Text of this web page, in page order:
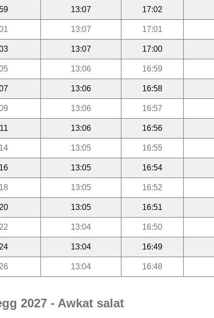
13:07 17:02
13:07 17:01
13:07 17:00
13:06 16:59
13:06 16:58
13:06 16:57
13:06 16:56
13:05 16:55
13:05 16:54
13:05 16:52
13:05 16:51
13:04 16:50
13:04 16:49
13:04 16:48
2027 - Awkat salat